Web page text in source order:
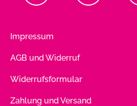
Impressum
AGB und Widerruf
Widerrufsformular
Zahlung und Versand